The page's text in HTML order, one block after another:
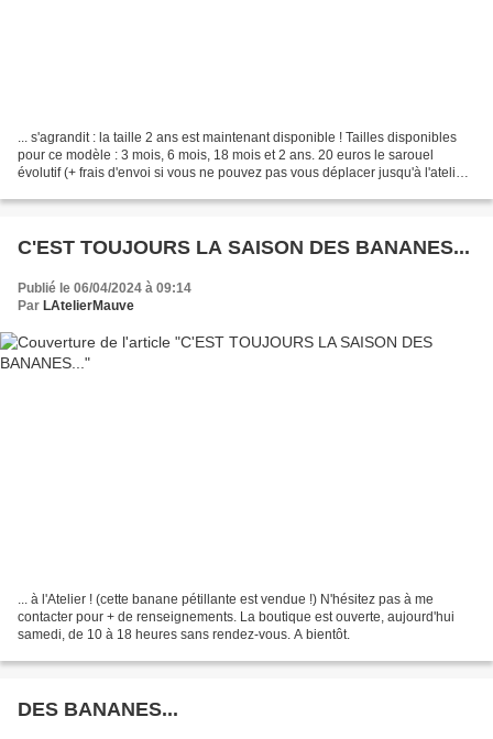
... s'agrandit : la taille 2 ans est maintenant disponible ! Tailles disponibles
pour ce modèle : 3 mois, 6 mois, 18 mois et 2 ans. 20 euros le sarouel
évolutif (+ frais d'envoi si vous ne pouvez pas vous déplacer jusqu'à l'atelier).
C'EST TOUJOURS LA SAISON DES BANANES...
Publié le 06/04/2024 à 09:14
Par LAtelierMauve
... à l'Atelier ! (cette banane pétillante est vendue !) N'hésitez pas à me
contacter pour + de renseignements. La boutique est ouverte, aujourd'hui
samedi, de 10 à 18 heures sans rendez-vous. A bientôt.
DES BANANES...